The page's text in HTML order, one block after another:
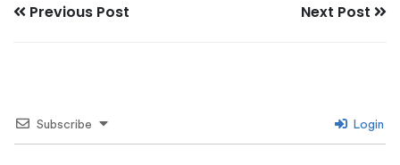
Previous Post Next Post
Subscribe Login